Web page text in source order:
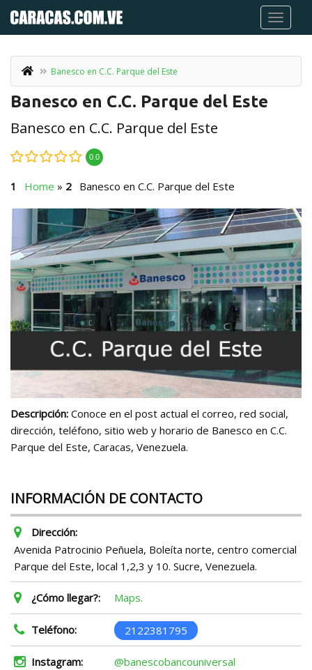
Banesco en C.C. Parque del Este
Banesco en C.C. Parque del Este
Banesco en C.C. Parque del Este
0.0
Home » Banesco en C.C. Parque del Este
Descripción: Conoce en el post actual el correo, red social,
dirección, teléfono, sitio web y horario de Banesco en C.C.
Parque del Este, Caracas, Venezuela.
INFORMACIÓN DE CONTACTO
Dirección:
Avenida Patrocinio Peñuela, Boleíta norte, centro comercial
Parque del Este, local 1,2,3 y 10. Sucre, Venezuela.
¿Cómo llegar?: Maps.
Teléfono: 2122381795
Instagram: @banescobancouniversal